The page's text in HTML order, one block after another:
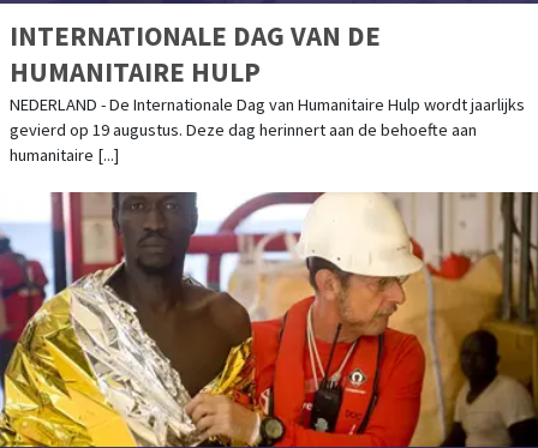
INTERNATIONALE DAG VAN DE
HUMANITAIRE HULP
NEDERLAND - De Internationale Dag van Humanitaire Hulp wordt jaarlijks
gevierd op 19 augustus. Deze dag herinnert aan de behoefte aan
humanitaire [...]